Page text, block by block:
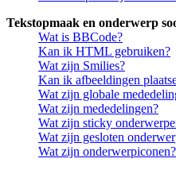
Tekstopmaak en onderwerp
Wat is BBCode?
Kan ik HTML gebruiken?
Wat zijn Smilies?
Kan ik afbeeldingen
Wat zijn globale
Wat zijn mededelingen?
Wat zijn sticky
Wat zijn gesloten
Wat zijn onderwerpiconen?